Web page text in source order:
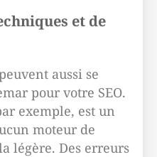
et de
aussi se
pour votre SEO.
exemple, est un
moteur de
légère. Des erreurs